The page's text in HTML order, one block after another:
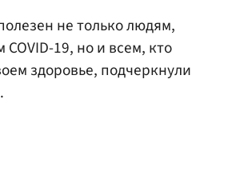
не только людям,
19, но и всем, кто
здоровье, подчеркнули